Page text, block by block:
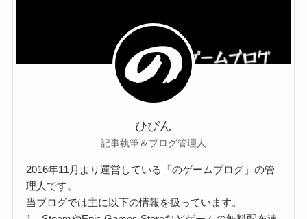
ひびん
記事執筆＆ブログ管理人
2016年11月より運営している「のゲームブログ」の管
理人です。
当ブログでは主に以下の情報を扱っています。